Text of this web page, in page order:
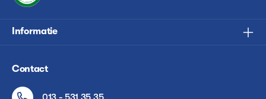
Informatie
Contact